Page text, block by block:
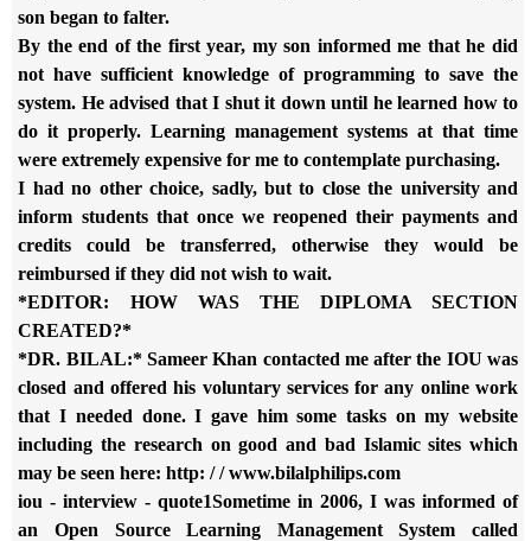
son began to falter.
By the end of the first year, my son informed me that he did
not have sufficient knowledge of programming to save the
system. He advised thatI shut it down until he learned how to
do it properly. Learningmanagement systems at that time
were extremely expensive for me tocontemplate purchasing.
I had no other choice, sadly, but to close the university and
inform students that once we reopened their payments and
credits could betransferred, otherwise they would be
reimbursed if they did not wish towait.
*EDITOR: HOW WAS THE DIPLOMA SECTION
CREATED?*
*DR. BILAL:* Sameer Khan contacted me after the IOU was
closed and offered his voluntary services for any online work
that I needed done. I gave him some tasks on my website
including the research on good and bad Islamic sites which
may be seen here: http: / / www.bilalphilips.com
iou - interview - quote1Sometime in 2006, I was informed of
an Open Source
Learning Management System called